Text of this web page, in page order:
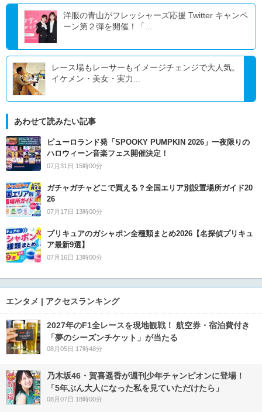
洋服の青山がフレッシャーズ応援 Twitter キャンペ
ーン第２弾を開催！「...
レース場もレーサーもイメージチェンジで大人気。
イケメン・美女・実力...
あわせて読みたい記事
ピューロランド発「SPOOKY PUMPKIN 2026」一夜限りの
ハロウィーン音楽フェス開催決定！
07月31日 15時00分
ガチャガチャどこで買える？全国エリア別設置場所ガイド20
26
07月17日 13時00分
プリキュアのガシャポン全種類まとめ2026【名探偵プリキュ
ア最新9選】
07月16日 13時00分
エンタメ | アクセスランキング
2027年のF1全レースを現地観戦！ 航空券・宿泊費付き
「夢のシーズンチケット」が当たる
08月05日 17時48分
乃木坂46・賀喜遥香が週刊少年チャンピオンに登場！
「5年ぶん大人になった私を見ていただけたら」
08月07日 18時00分